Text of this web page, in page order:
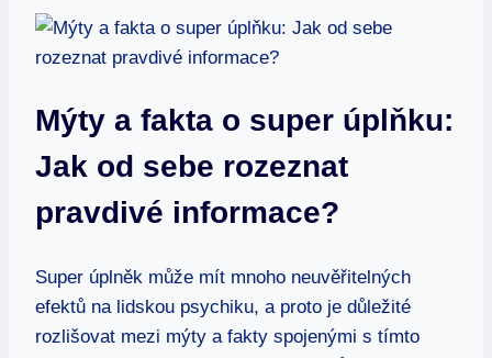
Mýty a fakta o super úplňku:
Jak od sebe rozeznat
pravdivé informace?
Super úplněk může mít mnoho neuvěřitelných
efektů na lidskou psychiku, a proto je důležité
rozlišovat mezi mýty a fakty spojenými s tímto